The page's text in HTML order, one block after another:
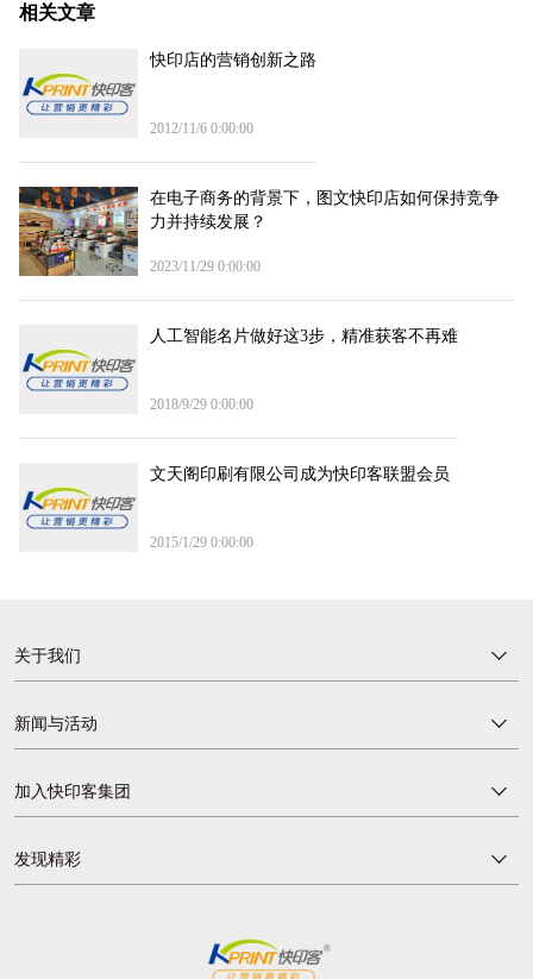
相关文章
快印店的营销创新之路
2012/11/6 0:00:00
在电子商务的背景下，图文快印店如何保持竞争
力并持续发展？
2023/11/29 0:00:00
人工智能名片做好这3步，精准获客不再难
2018/9/29 0:00:00
文天阁印刷有限公司成为快印客联盟会员
2015/1/29 0:00:00
关于我们
新闻与活动
加入快印客集团
发现精彩